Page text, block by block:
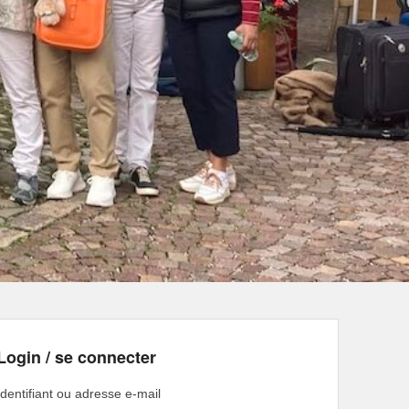
/ se connecter
ou adresse e-mail